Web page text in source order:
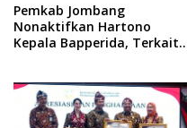
Pemkab Jombang
Nonaktifkan Hartono
Kepala Bapperida, Terkait